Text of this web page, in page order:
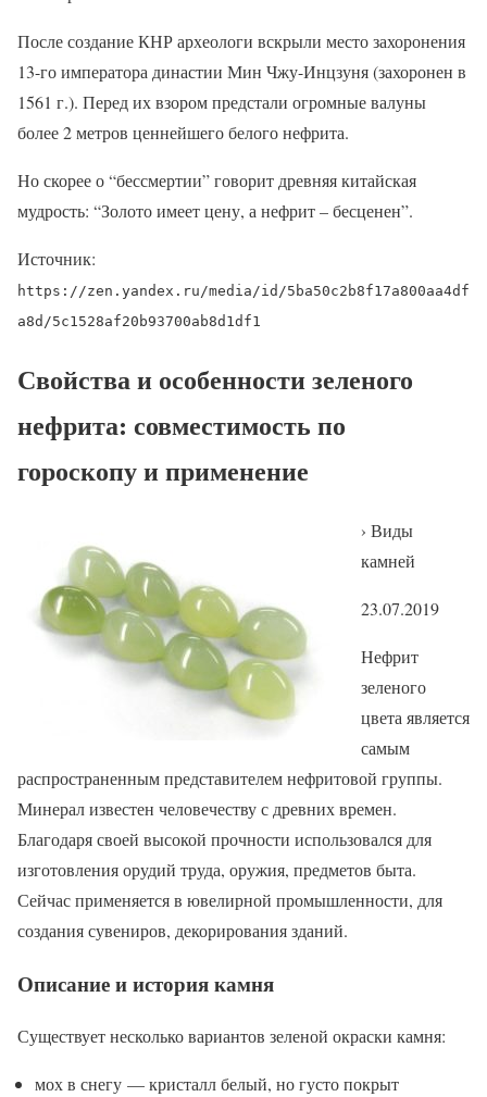
После создание КНР археологи вскрыли место захоронения
13-го императора династии Мин Чжу-Инцзуня (захоронен в
1561 г.). Перед их взором предстали огромные валуны
более 2 метров ценнейшего белого нефрита.
Но скорее о “бессмертии” говорит древняя китайская
мудрость: “Золото имеет цену, а нефрит – бесценен”.
Источник:
https://zen.yandex.ru/media/id/5ba50c2b8f17a800aa4df
a8d/5c1528af20b93700ab8d1df1
Свойства и особенности зеленого
нефрита: совместимость по
гороскопу и применение
› Виды
камней
23.07.2019
Нефрит
зеленого
цвета является
самым
распространенным представителем нефритовой группы.
Минерал известен человечеству с древних времен.
Благодаря своей высокой прочности использовался для
изготовления орудий труда, оружия, предметов быта.
Сейчас применяется в ювелирной промышленности, для
создания сувениров, декорирования зданий.
Описание и история камня
Существует несколько вариантов зеленой окраски камня:
мох в снегу — кристалл белый, но густо покрыт